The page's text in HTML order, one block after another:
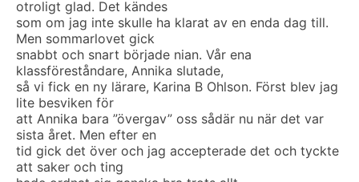
otroligt glad. Det kändes
som om jag inte skulle ha klarat av en enda dag till.
Men sommarlovet gick
snabbt och snart började nian. Vår ena
klassföreståndare, Annika slutade,
så vi fick en ny lärare, Karina B Ohlson. Först blev jag
lite besviken för
att Annika bara ”övergav” oss sådär nu när det var
sista året. Men efter en
tid gick det över och jag accepterade det och tyckte
att saker och ting